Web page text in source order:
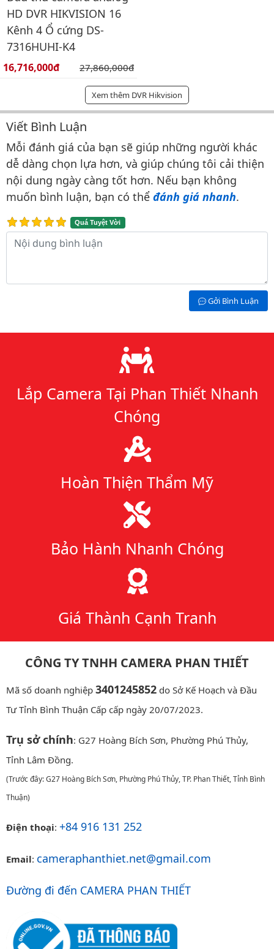
HD DVR HIKVISION 16
Kênh 4 Ổ cứng DS-
7316HUHI-K4
Giá bán:
16,716,000đ Giá gốc:
27,860,000đ
Xem thêm DVR Hikvision
Bình luận & Đánh giá
Viết Bình Luận
Mỗi đánh giá của bạn sẽ giúp những người khác
dễ dàng chọn lựa hơn, và giúp chúng tôi cải thiện
nội dung ngày càng tốt hơn. Nếu bạn không
muốn bình luận, bạn có thể đánh giá nhanh.
Quá Tuyệt Vời
Nội dung bình luận
Gởi Bình Luận
Lý do chọn chúng tôi
Lắp Camera Tại Phan Thiết Nhanh
Chóng
Hoàn Thiện Thẩm Mỹ
Bảo Hành Nhanh Chóng
Giá Thành Cạnh Tranh
CÔNG TY TNHH CAMERA PHAN THIẾT
Mã số doanh nghiệp 3401245852 do Sở Kế Hoạch và Đầu
Tư Tỉnh Bình Thuận Cấp cấp ngày 20/07/2023.
Trụ sở chính: G27 Hoàng Bích Sơn, Phường Phú Thủy,
Tỉnh Lâm Đồng.
(Trước đây: G27 Hoàng Bích Sơn, Phường Phú Thủy, TP. Phan Thiết, Tỉnh Bình
Thuận)
Điện thoại: +84 916 131 252
Email: cameraphanthiet.net@gmail.com
Đường đi đến CAMERA PHAN THIẾT